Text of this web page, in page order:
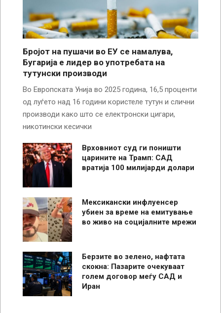
Бројот на пушачи во ЕУ се намалува,
Бугарија е лидер во употребата на
тутунски производи
Во Европската Унија во 2025 година, 16,5 проценти
од луѓето над 16 години користеле тутун и слични
производи како што се електронски цигари,
никотински кесички
Врховниот суд ги поништи
царините на Трамп: САД
вратија 100 милијарди долари
Мексикански инфлуенсер
убиен за време на емитување
во живо на социјалните мрежи
Берзите во зелено, нафтата
скокна: Пазарите очекуваат
голем договор меѓу САД и
Иран